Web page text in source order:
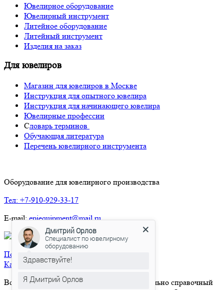
Ювелирное оборудование
Ювелирный инструмент
Литейное оборудование
Литейный инструмент
Изделия на заказ
Для ювелиров
Магазин для ювелиров в Москве
Инструкция для опытного ювелира
Инструкция для начинающего ювелира
Ювелирные профессии
Словарь терминов
Обучающая литература
Перечень ювелирного инструмента
Оборудование для ювелирного производства
Тел: +7-910-929-33-17
E-mail:epjequipment@mail.ru
Политика конфиденциальности
Карта сайта
Вся информация на сайте носит исключительно справочный
Дмитрий Орлов
Специалист по ювелирному
оборудованию
Здравствуйте!
Я Дмитрий Орлов